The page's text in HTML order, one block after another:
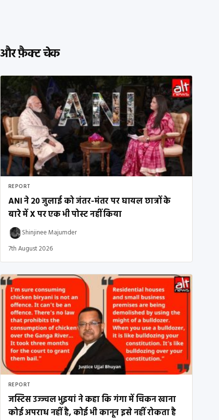
और फ़ैक्ट चेक
REPORT
ANI ने 20 जुलाई को जंतर-मंतर पर घायल छात्रों के
बारे में X पर एक भी पोस्ट नहीं किया
Shinjinee Majumder
7th August 2026
REPORT
जस्टिस उज्ज्वल भुइयां ने कहा कि गंगा में चिकन खाना
कोई अपराध नहीं है, कोई भी कानून इसे नहीं रोकता है